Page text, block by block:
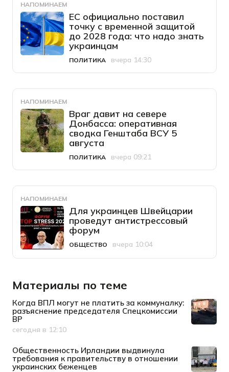
НАПОМИНАЕМ
ЕС официально поставил
точку с временной защитой
до 2028 года: что надо знать
украинцам
Категория
ПОЛИТИКА
Дата публикации
вчера 14:30
НАПОМИНАЕМ
Враг давит на севере
Донбасса: оперативная
сводка Генштаба ВСУ 5
августа
Категория
ПОЛИТИКА
Дата публикации
вчера 09:21
НАПОМИНАЕМ
Для украинцев Швейцарии
проведут антистрессовый
форум
Категория
ОБЩЕСТВО
Дата публикации
вчера 10:04
Материалы по теме
Когда ВПЛ могут не платить за коммуналку:
разъяснение председателя Спецкомиссии
ВР
Дата публикации
сегодня в 12:10
Общественность Ирландии выдвинула
требования к правительству в отношении
украинских беженцев